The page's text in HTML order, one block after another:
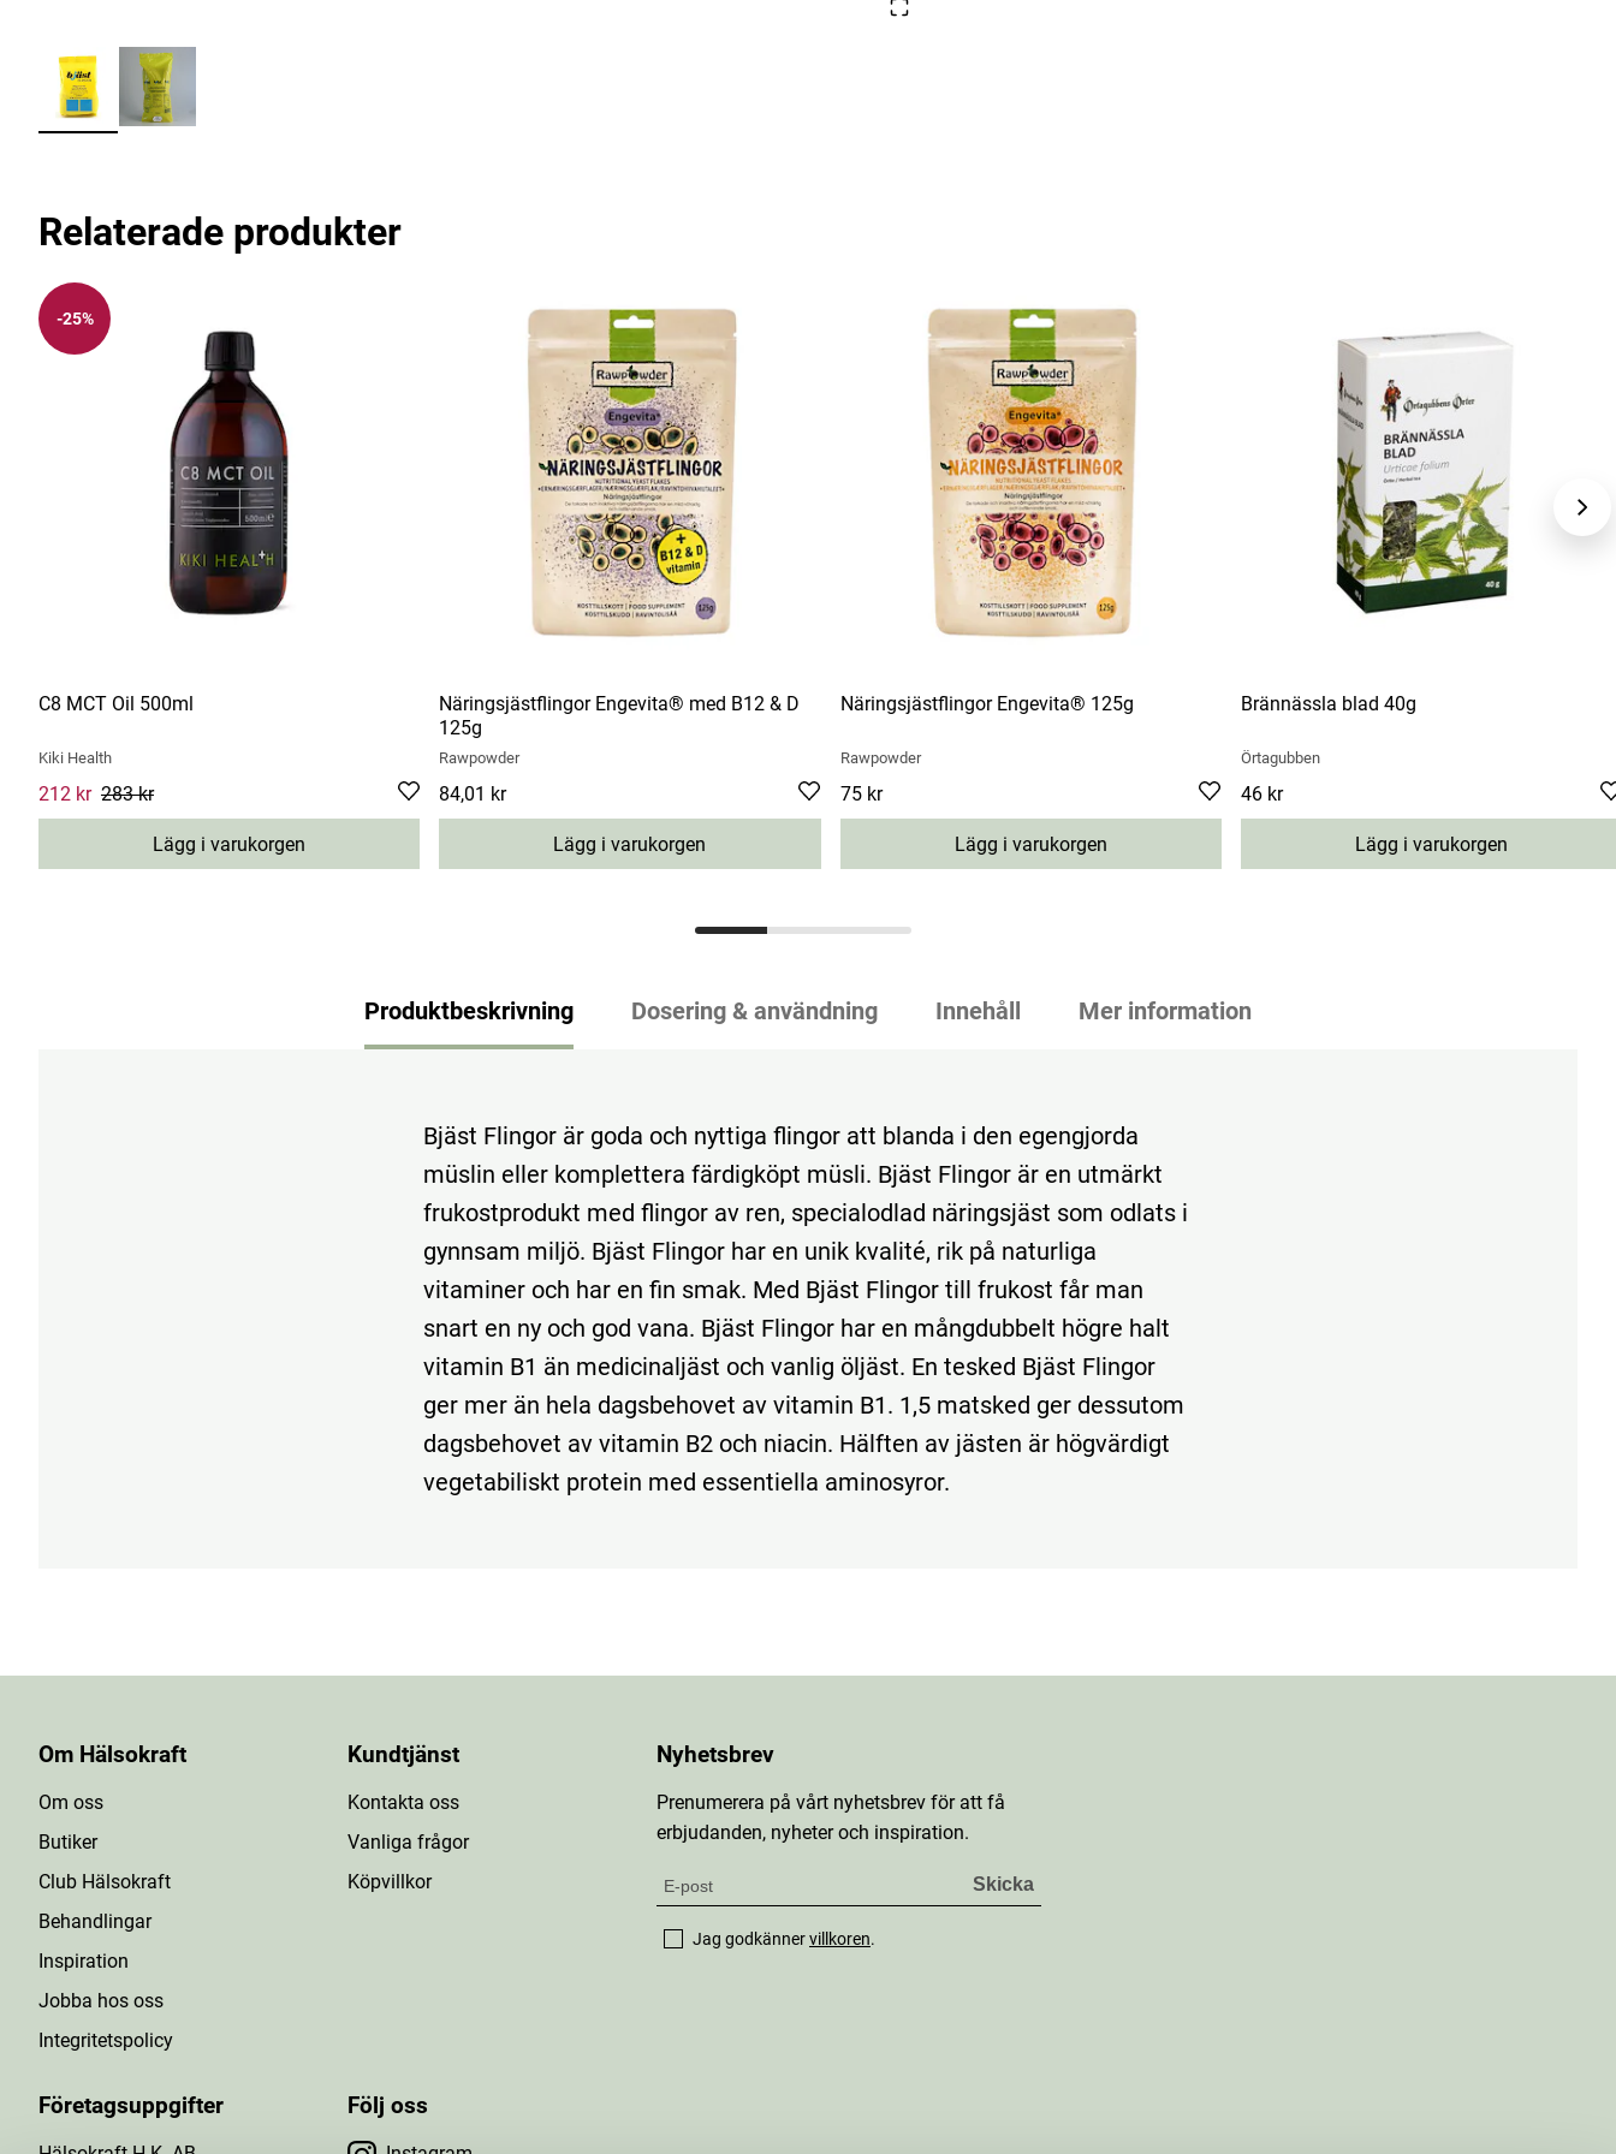
Relaterade produkter
-25%
C8 MCT Oil 500ml
Kiki Health
Current price:
212 kr 283 kr
Lägg i varukorgen
Näringsjästflingor Engevita® med B12 & D
125g
Rawpowder
Pris: 84,01 kr
84,01 kr
Lägg i varukorgen
Näringsjästflingor Engevita® 125g
Rawpowder
Pris:75 kr
75 kr
Lägg i varukorgen
Brännässla blad 40g
Örtagubben
Pris:46 kr
46 kr
Lägg i varukorgen
Produktbeskrivning Dosering & användning Innehåll Mer information
Bjäst Flingor är goda och nyttiga flingor att blanda i den egengjorda
müslin eller komplettera färdigköpt müsli. Bjäst Flingor är en utmärkt
frukostprodukt med flingor av ren, specialodlad näringsjäst som odlats i
gynnsam miljö. Bjäst Flingor har en unik kvalité, rik på naturliga
vitaminer och har en fin smak. Med Bjäst Flingor till frukost får man
snart en ny och god vana. Bjäst Flingor har en mångdubbelt högre halt
vitamin B1 än medicinaljäst och vanlig öljäst. En tesked Bjäst Flingor
ger mer än hela dagsbehovet av vitamin B1. 1,5 matsked ger dessutom
dagsbehovet av vitamin B2 och niacin. Hälften av jästen är högvärdigt
vegetabiliskt protein med essentiella aminosyror.
Om Hälsokraft
Om oss
Butiker
Club Hälsokraft
Behandlingar
Inspiration
Jobba hos oss
Integritetspolicy
Kundtjänst
Kontakta oss
Vanliga frågor
Köpvillkor
Företagsuppgifter Följ oss
Nyhetsbrev
Prenumerera på vårt nyhetsbrev för att få
erbjudanden, nyheter och inspiration.
Jag godkännervillkoren.